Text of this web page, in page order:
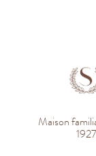
Maison
1927